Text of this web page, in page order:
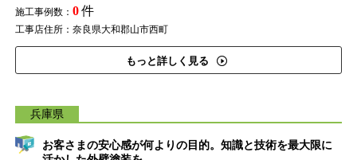
施工事例数： 0件
工事店住所：奈良県大和郡山市西町
もっと詳しく見る
兵庫県
お客さまの安心感が何よりの目的。知識と技術を最大限に